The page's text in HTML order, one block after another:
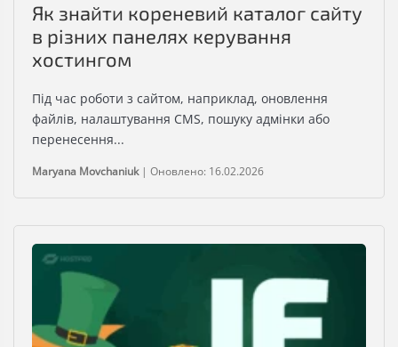
Як знайти кореневий каталог сайту
в різних панелях керування
хостингом
Під час роботи з сайтом, наприклад, оновлення
файлів, налаштування CMS, пошуку адмінки або
перенесення...
Maryana Movchaniuk| Оновлено: 16.02.2026